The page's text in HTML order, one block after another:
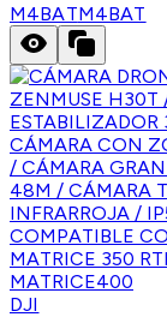
M4BATM4BAT
DJI